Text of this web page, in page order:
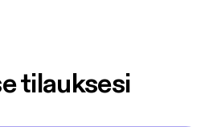
tilauksesi